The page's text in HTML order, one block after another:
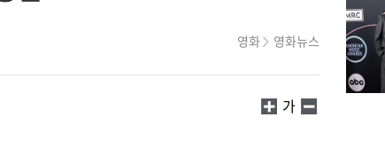
영화 영화뉴스
가